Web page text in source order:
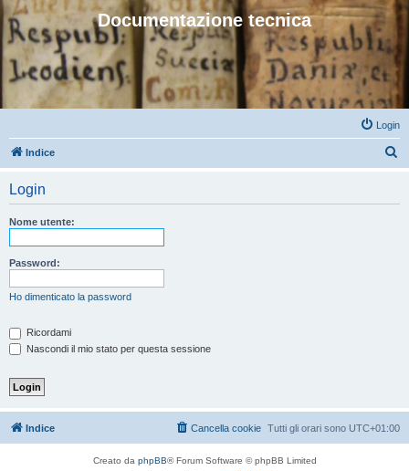
Documentazione tecnica
Login
Indice
Login
Nome utente:
Password:
Ho dimenticato la password
Ricordami
Nascondi il mio stato per questa sessione
Indice Tutti gli orari sono UTC+01:00
Cancella cookie
Creato da phpBB® Forum Software © phpBB Limited